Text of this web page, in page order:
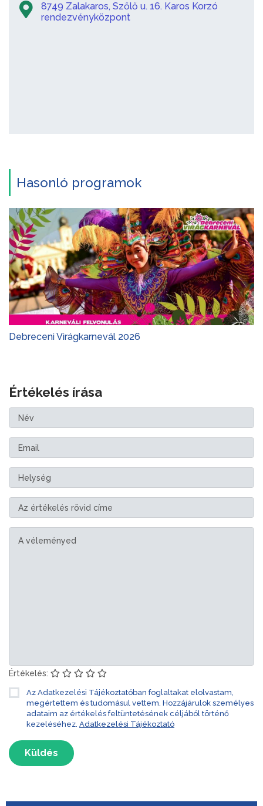
8749 Zalakaros, Szőlő u. 16. Karos Korzó
rendezvényközpont
Hasonló programok
Debreceni Virágkarnevál 2026
Értékelés írása
Értékelés:
Az Adatkezelési Tájékoztatóban foglaltakat elolvastam,
megértettem és tudomásul vettem. Hozzájárulok személyes
adataim az értékelés feltüntetésének céljából történő
kezeléséhez. Adatkezelési Tájékoztató
Küldés